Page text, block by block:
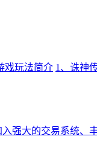
戏玩法简介 1、诛神
强大的交易系统、